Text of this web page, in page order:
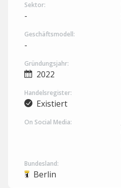
Sektor:
-
Geschäftsmodell:
-
Gründungsjahr:
2022
Handelsregister:
Existiert
On Social Media:
Bundesland:
Berlin